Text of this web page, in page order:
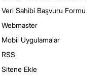
Veri Sahibi Başvuru Formu
Webmaster
Mobil Uygulamalar
RSS
Sitene Ekle